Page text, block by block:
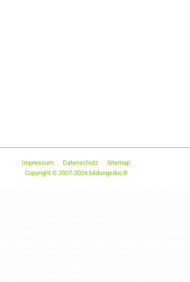
Impressum Datenschutz
Sitemap
Copyright © 2007-2026 bildungsdoc®